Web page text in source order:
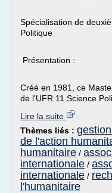
Spécialisation de
Politique
Présentation :
Créé en 1981, ce
de l'UFR 11 Science
Lire la suite
Thèmes liés :
de l'action
humanitaire /
internationale /
internationale /
l'humanitaire